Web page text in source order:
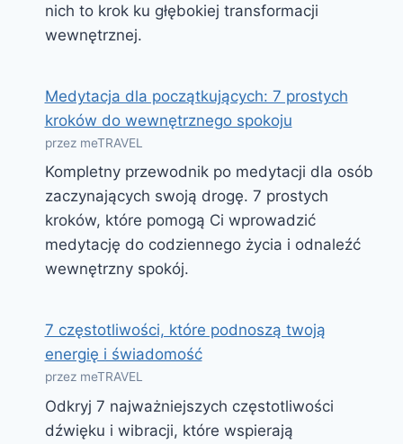
nich to krok ku głębokiej transformacji
wewnętrznej.
Medytacja dla początkujących: 7 prostych
kroków do wewnętrznego spokoju
przez meTRAVEL
Kompletny przewodnik po medytacji dla osób
zaczynających swoją drogę. 7 prostych
kroków, które pomogą Ci wprowadzić
medytację do codziennego życia i odnaleźć
wewnętrzny spokój.
7 częstotliwości, które podnoszą twoją
energię i świadomość
przez meTRAVEL
Odkryj 7 najważniejszych częstotliwości
dźwięku i wibracji, które wspierają